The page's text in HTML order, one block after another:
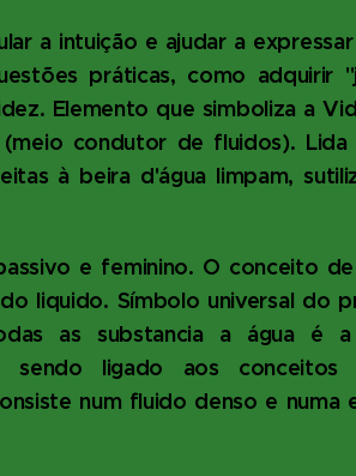
a intuição e ajudar a
práticas, como adquirir
Elemento que simboliza a
condutor de fluidos).
à beira d'água limpam,
e feminino. O conceito
liquido. Símbolo universal do
as substancia a água é
sendo ligado aos
num fluido denso e numa